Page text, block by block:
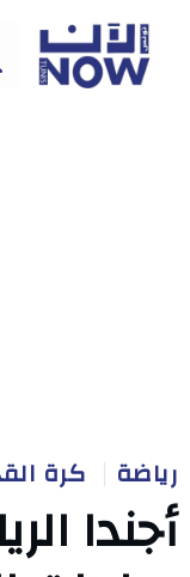
رياضة كرة
أجندا